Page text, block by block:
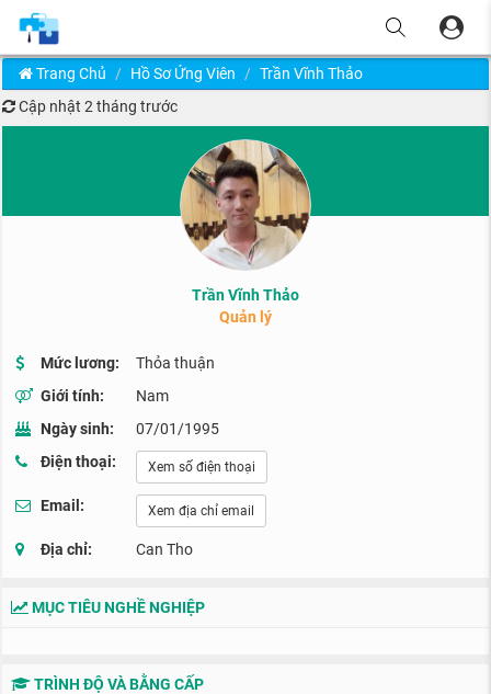
Trang Chủ Hồ Sơ Ứng Viên
Trần Vĩnh Thảo
Cập nhật 2 tháng trước
Trần Vĩnh Thảo
Quản lý
Mức lương:
Thỏa thuận
Giới tính:
Nam
Ngày sinh:
07/01/1995
Điện thoại:
Xem số điện thoại
Email: Xem địa chỉ email
Địa chỉ: Can Tho
MỤC TIÊU NGHỀ NGHIỆP
TRÌNH ĐỘ VÀ BẰNG CẤP